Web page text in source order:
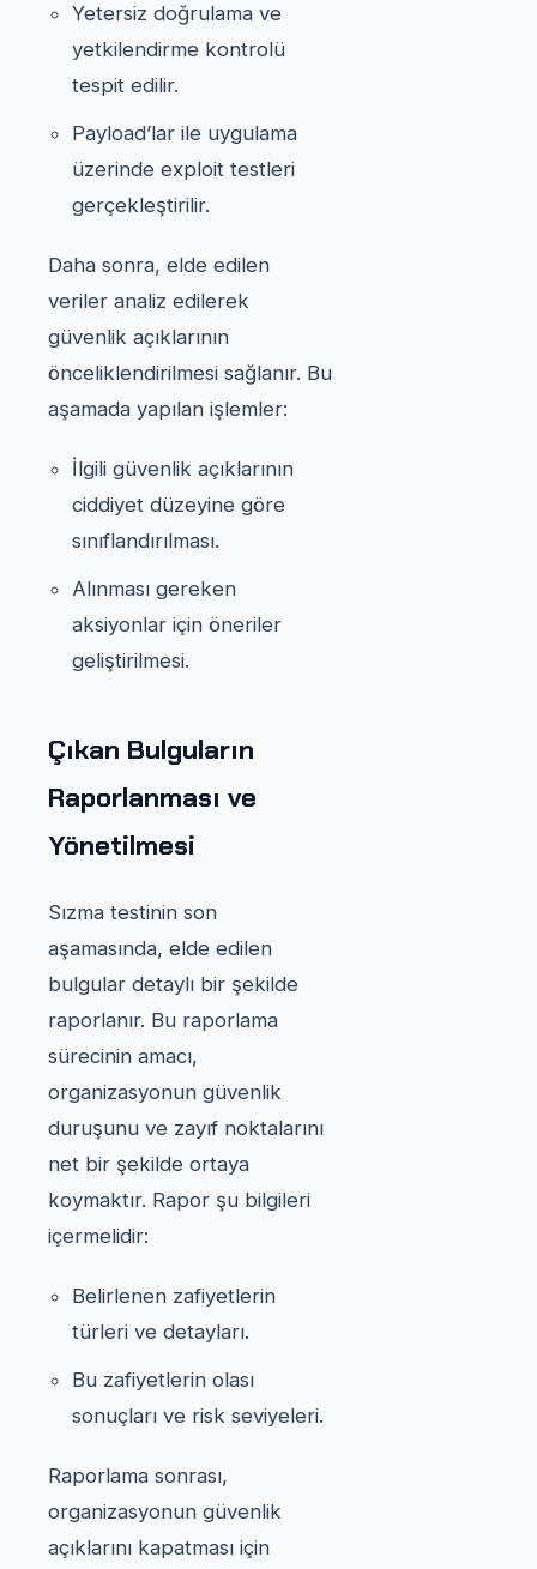
Yetersiz doğrulama ve
yetkilendirme kontrolü
tespit edilir.
Payload’lar ile uygulama
üzerinde exploit testleri
gerçekleştirilir.
Daha sonra, elde edilen
veriler analiz edilerek
güvenlik açıklarının
önceliklendirilmesi sağlanır. Bu
aşamada yapılan işlemler:
İlgili güvenlik açıklarının
ciddiyet düzeyine göre
sınıflandırılması.
Alınması gereken
aksiyonlar için öneriler
geliştirilmesi.
Çıkan Bulguların
Raporlanması ve
Yönetilmesi
Sızma testinin son
aşamasında, elde edilen
bulgular detaylı bir şekilde
raporlanır. Bu raporlama
sürecinin amacı,
organizasyonun güvenlik
duruşunu ve zayıf noktalarını
net bir şekilde ortaya
koymaktır. Rapor şu bilgileri
içermelidir:
Belirlenen zafiyetlerin
türleri ve detayları.
Bu zafiyetlerin olası
sonuçları ve risk seviyeleri.
Raporlama sonrası,
organizasyonun güvenlik
açıklarını kapatması için